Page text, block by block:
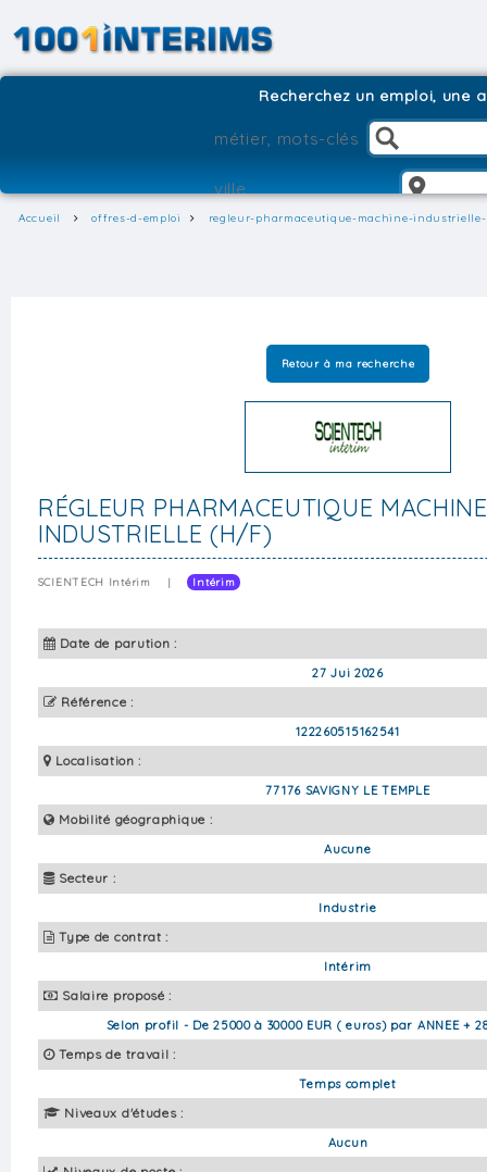
Recherchez un emploi, une
Accueil offres-d-emploi regleur-pharmaceutique-machine-
Retour à ma recherche
RÉGLEUR PHARMACEUTIQUE MACHINE
INDUSTRIELLE (H/F)
SCIENTECH Intérim | Intérim
Date de parution :
27 Jui 2026
Référence :
122260515162541
Localisation :
77176 SAVIGNY LE TEMPLE
Mobilité géographique :
Aucune
Secteur :
Industrie
Type de contrat :
Intérim
Salaire proposé :
Selon profil - De 25000 à 30000 EUR ( euros) par ANNEE +
Temps de travail :
Temps complet
Niveaux d'études :
Aucun